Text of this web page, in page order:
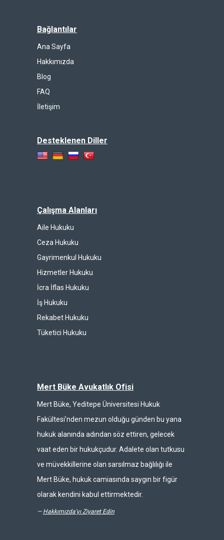
Bağlantılar
Ana Sayfa
Hakkımızda
Blog
FAQ
İletişim
Desteklenen Diller
Çalışma Alanları
Aile Hukuku
Ceza Hukuku
Gayrimenkul Hukuku
Hizmetler Hukuku
İcra İflas Hukuku
İş Hukuku
Rekabet Hukuku
Tüketici Hukuku
Mert Büke Avukatlık Ofisi
Mert Büke, Yeditepe Üniversitesi Hukuk
Fakültesi’nden mezun olduğu günden bu yana
hukuk alanında adından söz ettiren, gelecek
vaat eden bir hukukçudur. Adalete olan tutkusu
ve müvekkillerine olan sarsılmaz bağlılığı ile
Mert Büke, hukuk camiasında saygın bir figür
olarak kendini kabul ettirmektedir.
— Hakkımızda'yı Ziyaret Edin